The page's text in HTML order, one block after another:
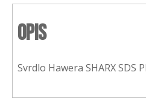
Opis
Svrdlo Hawera SHARX SDS